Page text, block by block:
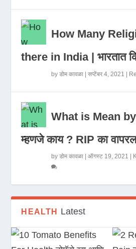
How Many
there in India | भारतात
byडोम कावळा |सप्टेंबर 4, 2021
What is Mean
म्हणजे काय ? RIP का
byडोम कावळा |ऑगस्ट 19, 2021
HEALTH Latest